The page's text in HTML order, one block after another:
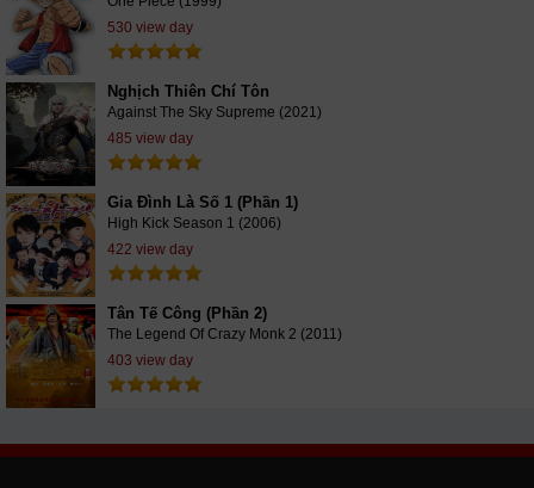
530 view day
Nghịch Thiên Chí Tôn
Against The Sky Supreme (2021)
485 view day
Gia Đình Là Số 1 (Phần 1)
High Kick Season 1 (2006)
422 view day
Tân Tế Công (Phần 2)
The Legend Of Crazy Monk 2 (2011)
403 view day